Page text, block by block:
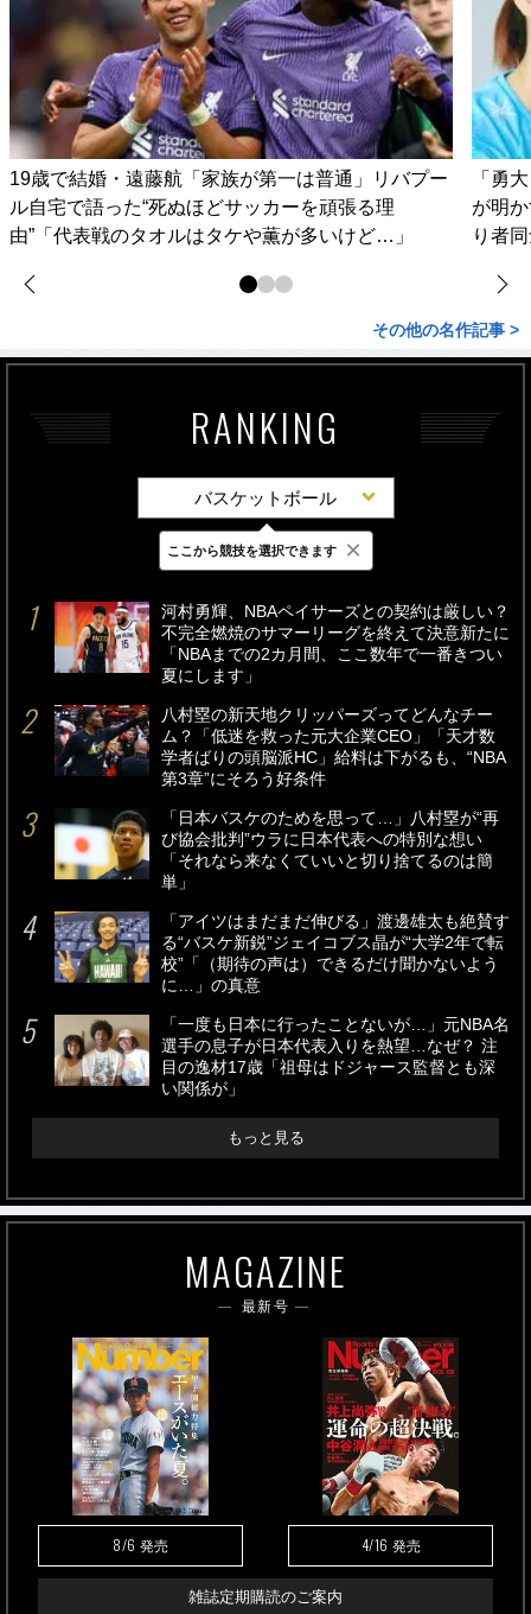
19歳で結婚・遠藤航「家族が第一は普通」リバプー
ル自宅で語った“死ぬほどサッカーを頑張る理
由”「代表戦のタオルはタケや薫が多いけど…」
「勇
が明
り者
その他の名作記事 >
RANKING
バスケットボール
最新 24時間 週間
河村勇輝、NBAペイサーズとの契約は厳しい？
不完全燃焼のサマーリーグを終えて決意新たに
「NBAまでの2カ月間、ここ数年で一番きつい
夏にします」
八村塁の新天地クリッパーズってどんなチー
ム？「低迷を救った元大企業CEO」「天才数
学者ばりの頭脳派HC」給料は下がるも、“NBA
第3章”にそろう好条件
「日本バスケのためを思って…」八村塁が“再
び協会批判”ウラに日本代表への特別な想い
「それなら来なくていいと切り捨てるのは簡
単」
「アイツはまだまだ伸びる」渡邊雄太も絶賛す
る“バスケ新鋭”ジェイコブス晶が“大学2年で転
校”「（期待の声は）できるだけ聞かないよう
に…」の真意
「一度も日本に行ったことないが…」元NBA名
選手の息子が日本代表入りを熱望…なぜ？ 注
目の逸材17歳「祖母はドジャース監督とも深
い関係が」
もっと見る
MAGAZINE
最新号
8/6 発売 4/16 発売
雑誌定期購読のご案内
ここから競技を選択できます ×